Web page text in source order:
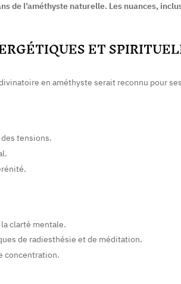
de l’améthyste naturelle. Les nuances,
ET
en améthyste serait reconnu pour
tensions.
clarté mentale.
de radiesthésie et de méditation.
concentration.